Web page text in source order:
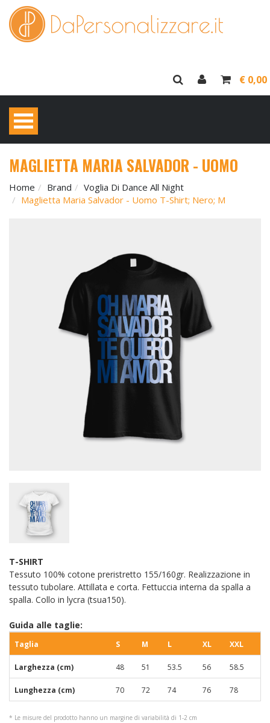
€ 0,00
MAGLIETTA MARIA SALVADOR - UOMO
Home Brand
Voglia Di Dance All Night
Maglietta Maria Salvador - Uomo T-Shirt; Nero; M
T-SHIRT
Tessuto 100% cotone preristretto 155/160gr. Realizzazione in
tessuto tubolare. Attillata e corta. Fettuccia interna da spalla a
spalla. Collo in lycra (tsua150).
Guida alle taglie:
Taglia S M L XL XXL
Larghezza (cm) 48 51 53.5 56 58.5
Lunghezza (cm) 70 72 74 76 78
* Le misure del prodotto hanno un margine di variabilità di 1-2 cm